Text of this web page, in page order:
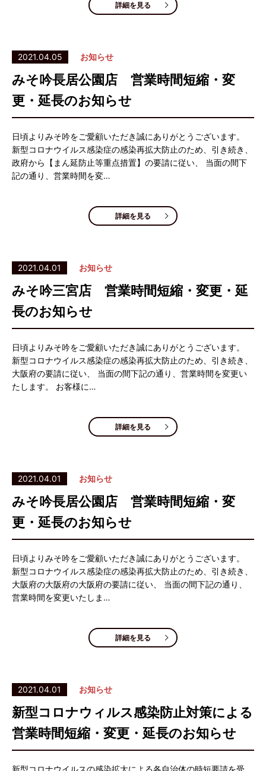
詳細を見る
2021.04.05 お知らせ
みそ吟長居公園店 営業時間短縮・変
更・延長のお知らせ
日頃よりみそ吟をご愛顧いただき誠にありがとうございます。
新型コロナウイルス感染症の感染再拡大防止のため、引き続き、
政府から【まん延防止等重点措置】の要請に従い、 当面の間下
記の通り、営業時間を変…
詳細を見る
2021.04.01 お知らせ
みそ吟三宮店 営業時間短縮・変更・延
長のお知らせ
日頃よりみそ吟をご愛顧いただき誠にありがとうございます。
新型コロナウイルス感染症の感染再拡大防止のため、引き続き、
大阪府の要請に従い、 当面の間下記の通り、営業時間を変更い
たします。 お客様に…
詳細を見る
2021.04.01 お知らせ
みそ吟長居公園店 営業時間短縮・変
更・延長のお知らせ
日頃よりみそ吟をご愛顧いただき誠にありがとうございます。
新型コロナウイルス感染症の感染再拡大防止のため、引き続き、
大阪府の大阪府の大阪府の要請に従い、 当面の間下記の通り、
営業時間を変更いたしま…
詳細を見る
2021.04.01 お知らせ
新型コロナウィルス感染防止対策による
営業時間短縮・変更・延長のお知らせ
新型コロナウイルスの感染拡大による各自治体の時短要請を受